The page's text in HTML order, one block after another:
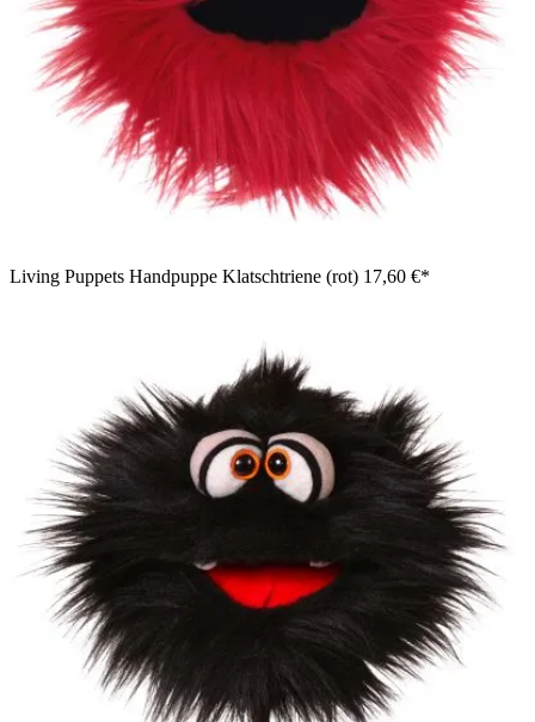
Living Puppets Handpuppe Klatschtriene (rot) 17,60 €*